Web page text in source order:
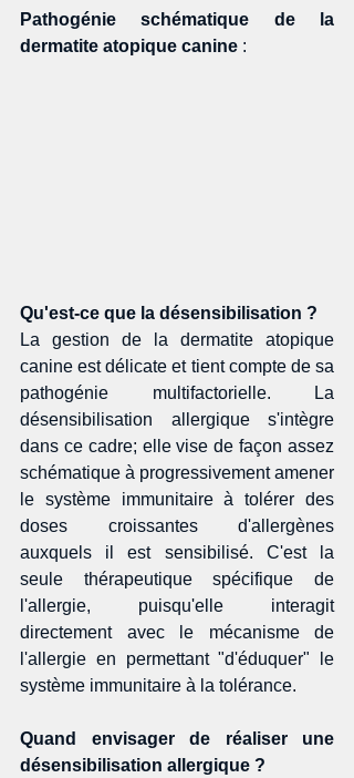
Pathogénie schématique de la
dermatite atopique canine :
Qu'est-ce que la désensibilisation ?
La gestion de la dermatite atopique
canine est délicate et tient compte de sa
pathogénie multifactorielle. La
désensibilisation allergique s'intègre
dans ce cadre; elle vise de façon assez
schématique à progressivement amener
le système immunitaire à tolérer des
doses croissantes d'allergènes
auxquels il est sensibilisé. C'est la
seule thérapeutique spécifique de
l'allergie, puisqu'elle interagit
directement avec le mécanisme de
l'allergie en permettant "d'éduquer" le
système immunitaire à la tolérance.
Quand envisager de réaliser une
désensibilisation allergique ?